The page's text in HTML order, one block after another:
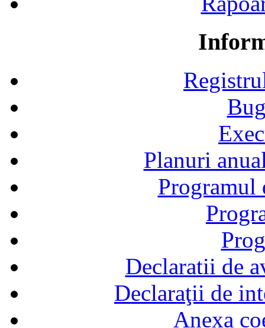
Planuri
Declaratii de
Declaraţii de
Anexa